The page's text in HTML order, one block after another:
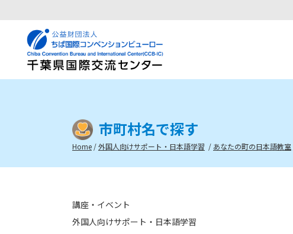
市町村名で探す
Home /外国人向けサポート・日本語学習 / あなたの町の日本語教室
講座・イベント
外国人向けサポート・日本語学習